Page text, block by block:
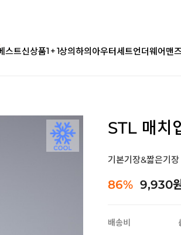
스트신상품1 + 1상의하의아우터세트언더웨어맨
STL 매치
기본기장&짧은기장
86% 9,930
배송비